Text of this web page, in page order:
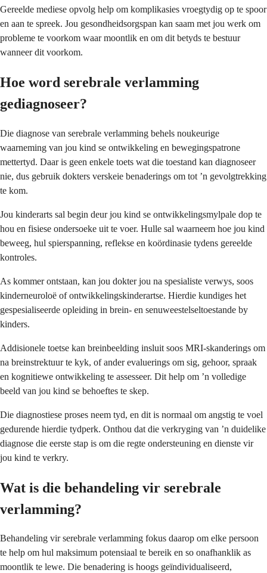
Gereelde mediese opvolg help om komplikasies vroegtydig op te spoor
en aan te spreek. Jou gesondheidsorgspan kan saam met jou werk om
probleme te voorkom waar moontlik en om dit betyds te bestuur
wanneer dit voorkom.
Hoe word serebrale verlamming
gediagnoseer?
Die diagnose van serebrale verlamming behels noukeurige
waarneming van jou kind se ontwikkeling en bewegingspatrone
mettertyd. Daar is geen enkele toets wat die toestand kan diagnoseer
nie, dus gebruik dokters verskeie benaderings om tot ’n gevolgtrekking
te kom.
Jou kinderarts sal begin deur jou kind se ontwikkelingsmylpale dop te
hou en fisiese ondersoeke uit te voer. Hulle sal waarneem hoe jou kind
beweeg, hul spierspanning, reflekse en koördinasie tydens gereelde
kontroles.
As kommer ontstaan, kan jou dokter jou na spesialiste verwys, soos
kinderneuroloë of ontwikkelingskinderartse. Hierdie kundiges het
gespesialiseerde opleiding in brein- en senuweestelseltoestande by
kinders.
Addisionele toetse kan breinbeelding insluit soos MRI-skanderings om
na breinstrektuur te kyk, of ander evaluerings om sig, gehoor, spraak
en kognitiewe ontwikkeling te assesseer. Dit help om ’n volledige
beeld van jou kind se behoeftes te skep.
Die diagnostiese proses neem tyd, en dit is normaal om angstig te voel
gedurende hierdie tydperk. Onthou dat die verkryging van ’n duidelike
diagnose die eerste stap is om die regte ondersteuning en dienste vir
jou kind te verkry.
Wat is die behandeling vir serebrale
verlamming?
Behandeling vir serebrale verlamming fokus daarop om elke persoon
te help om hul maksimum potensiaal te bereik en so onafhanklik as
moontlik te lewe. Die benadering is hoogs geïndividualiseerd,